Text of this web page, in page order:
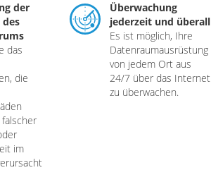
der
das
die
im
Überwachung
jederzeit und überall
Es ist möglich, Ihre
Datenraumausrüstung
von jedem Ort aus
24/7 über das Internet
zu überwachen.